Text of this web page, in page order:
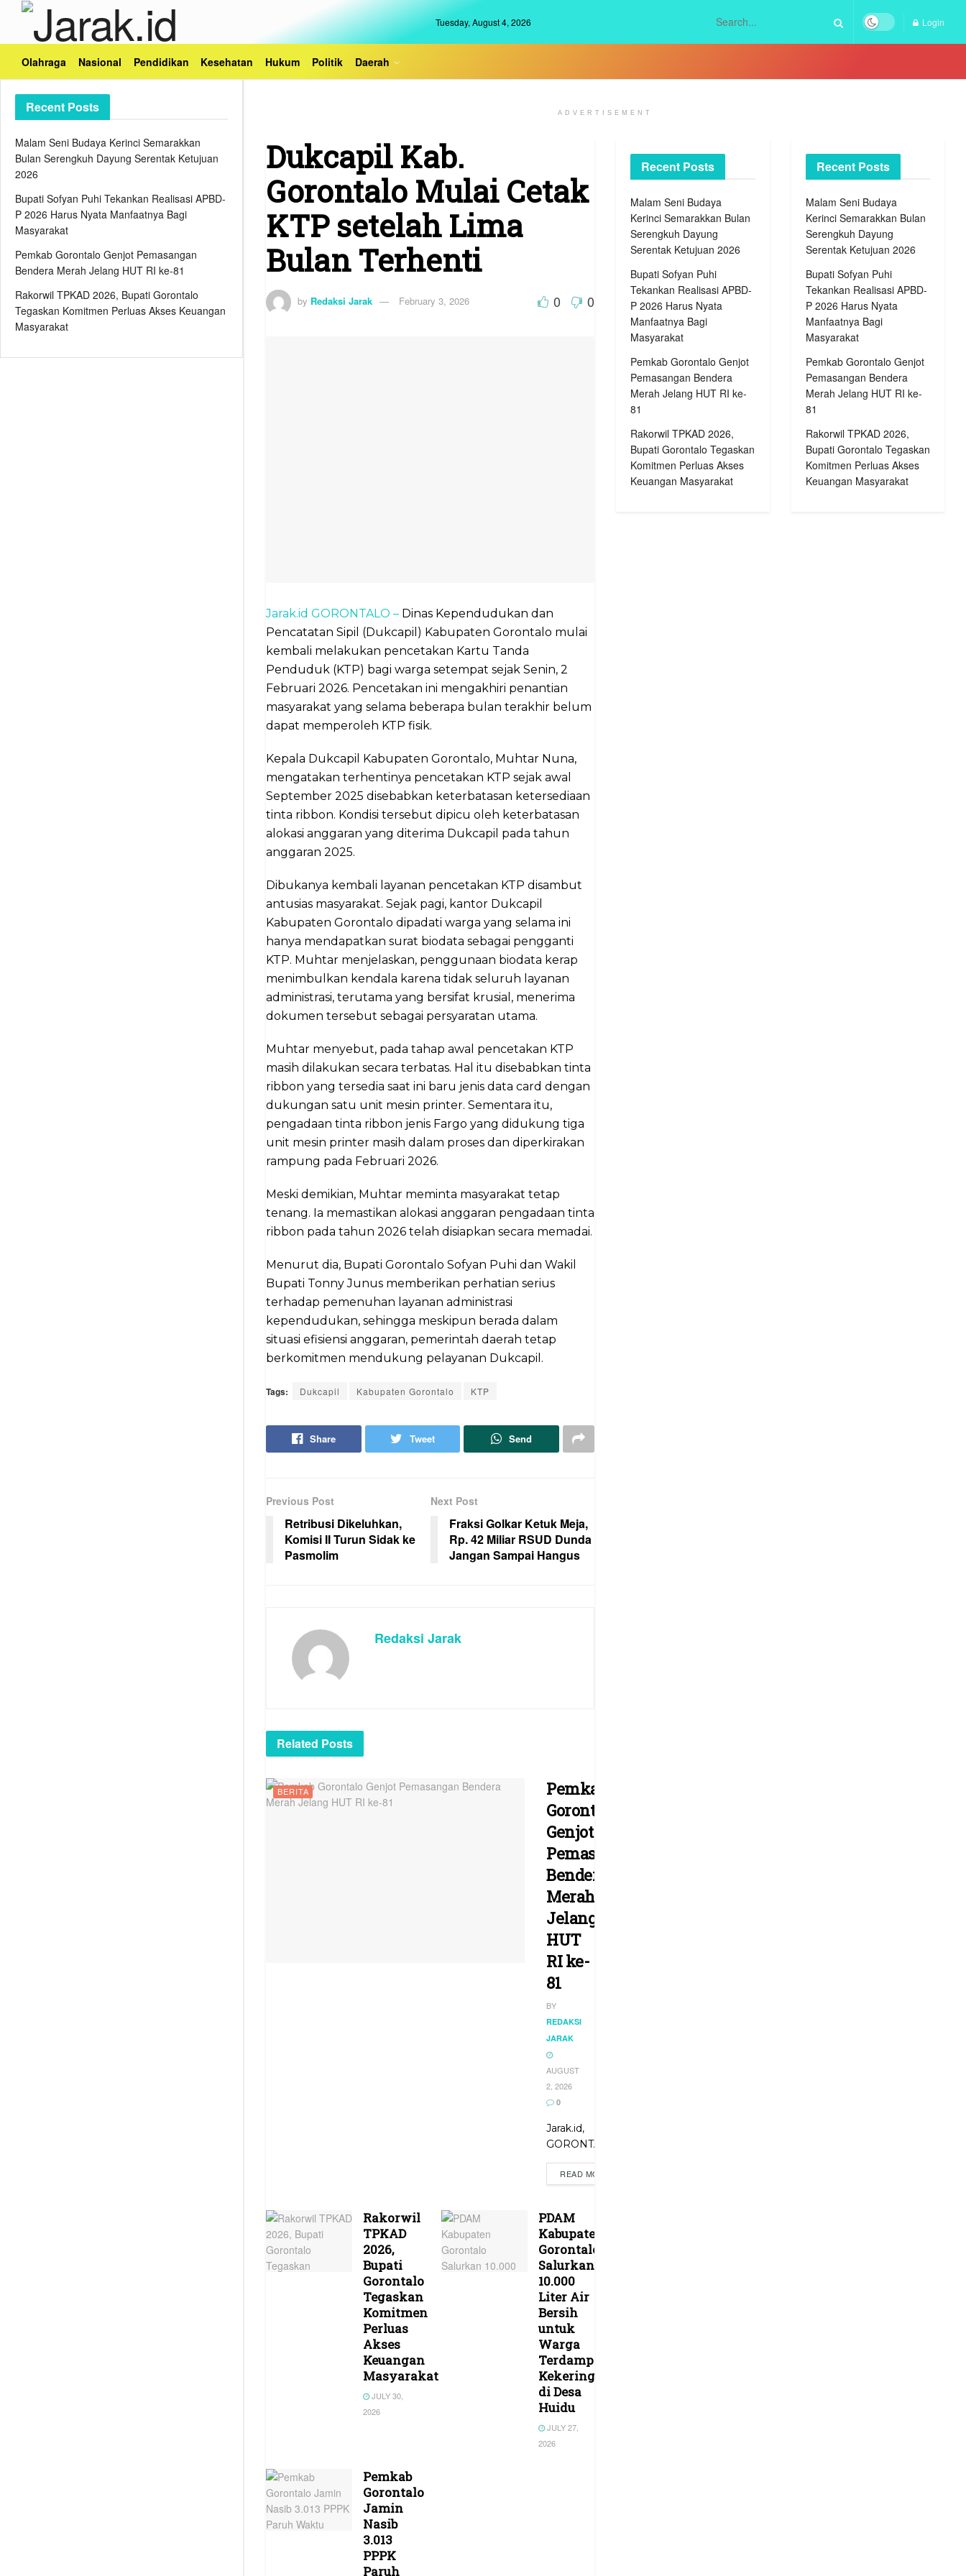
Recent Posts
Malam Seni Budaya Kerinci Semarakkan
Bulan Serengkuh Dayung Serentak Ketujuan
2026
Bupati Sofyan Puhi Tekankan Realisasi APBD-
P 2026 Harus Nyata Manfaatnya Bagi
Masyarakat
Pemkab Gorontalo Genjot Pemasangan
Bendera Merah Jelang HUT RI ke-81
Rakorwil TPKAD 2026, Bupati Gorontalo
Tegaskan Komitmen Perluas Akses Keuangan
Masyarakat
Tuesday, August 4, 2026 Login
Olahraga Nasional Pendidikan Kesehatan Hukum Politik Daerah
ADVERTISEMENT
Dukcapil Kab.
Gorontalo Mulai Cetak
KTP setelah Lima
Bulan Terhenti
by Redaksi Jarak February 3, 2026 0 0
Jarak.id GORONTALO – Dinas Kependudukan dan
Pencatatan Sipil (Dukcapil) Kabupaten Gorontalo mulai
kembali melakukan pencetakan Kartu Tanda
Penduduk (KTP) bagi warga setempat sejak Senin, 2
Februari 2026. Pencetakan ini mengakhiri penantian
masyarakat yang selama beberapa bulan terakhir belum
dapat memperoleh KTP fisik.
Kepala Dukcapil Kabupaten Gorontalo, Muhtar Nuna,
mengatakan terhentinya pencetakan KTP sejak awal
September 2025 disebabkan keterbatasan ketersediaan
tinta ribbon. Kondisi tersebut dipicu oleh keterbatasan
alokasi anggaran yang diterima Dukcapil pada tahun
anggaran 2025.
Dibukanya kembali layanan pencetakan KTP disambut
antusias masyarakat. Sejak pagi, kantor Dukcapil
Kabupaten Gorontalo dipadati warga yang selama ini
hanya mendapatkan surat biodata sebagai pengganti
KTP. Muhtar menjelaskan, penggunaan biodata kerap
menimbulkan kendala karena tidak seluruh layanan
administrasi, terutama yang bersifat krusial, menerima
dokumen tersebut sebagai persyaratan utama.
Muhtar menyebut, pada tahap awal pencetakan KTP
masih dilakukan secara terbatas. Hal itu disebabkan tinta
ribbon yang tersedia saat ini baru jenis data card dengan
dukungan satu unit mesin printer. Sementara itu,
pengadaan tinta ribbon jenis Fargo yang didukung tiga
unit mesin printer masih dalam proses dan diperkirakan
rampung pada Februari 2026.
Meski demikian, Muhtar meminta masyarakat tetap
tenang. Ia memastikan alokasi anggaran pengadaan tinta
ribbon pada tahun 2026 telah disiapkan secara memadai.
Menurut dia, Bupati Gorontalo Sofyan Puhi dan Wakil
Bupati Tonny Junus memberikan perhatian serius
terhadap pemenuhan layanan administrasi
kependudukan, sehingga meskipun berada dalam
situasi efisiensi anggaran, pemerintah daerah tetap
berkomitmen mendukung pelayanan Dukcapil.
Tags: Dukcapil Kabupaten Gorontalo KTP
Share Tweet Send
Previous Post
Retribusi Dikeluhkan,
Komisi II Turun Sidak ke
Pasmolim
Next Post
Fraksi Golkar Ketuk Meja,
Rp. 42 Miliar RSUD Dunda
Jangan Sampai Hangus
Redaksi Jarak
Related Posts
BERITA
Pemkab
Gorontalo
Genjot
Pemasangan
Bendera
Merah
Jelang
HUT
RI ke-
81
BY
REDAKSI
JARAK
AUGUST
2, 2026
0
Jarak.id,
GORONTALO...
READ MORE
Rakorwil
TPKAD
2026,
Bupati
Gorontalo
Tegaskan
Komitmen
Perluas
Akses
Keuangan
Masyarakat
JULY 30,
2026
PDAM
Kabupaten
Gorontalo
Salurkan
10.000
Liter Air
Bersih
untuk
Warga
Terdampak
Kekeringan
di Desa
Huidu
JULY 27,
2026
Pemkab
Gorontalo
Jamin
Nasib
3.013
PPPK
Paruh
Recent Posts
Malam Seni Budaya
Kerinci Semarakkan Bulan
Serengkuh Dayung
Serentak Ketujuan 2026
Bupati Sofyan Puhi
Tekankan Realisasi APBD-
P 2026 Harus Nyata
Manfaatnya Bagi
Masyarakat
Pemkab Gorontalo Genjot
Pemasangan Bendera
Merah Jelang HUT RI ke-
81
Rakorwil TPKAD 2026,
Bupati Gorontalo Tegaskan
Komitmen Perluas Akses
Keuangan Masyarakat
Recent Posts
Malam Seni Budaya
Kerinci Semarakkan Bulan
Serengkuh Dayung
Serentak Ketujuan 2026
Bupati Sofyan Puhi
Tekankan Realisasi APBD-
P 2026 Harus Nyata
Manfaatnya Bagi
Masyarakat
Pemkab Gorontalo Genjot
Pemasangan Bendera
Merah Jelang HUT RI ke-
81
Rakorwil TPKAD 2026,
Bupati Gorontalo Tegaskan
Komitmen Perluas Akses
Keuangan Masyarakat